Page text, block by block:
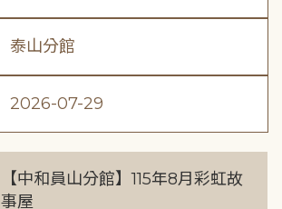
泰山分館
2026-07-29
【中和員山分館】115年8月彩虹故
事屋